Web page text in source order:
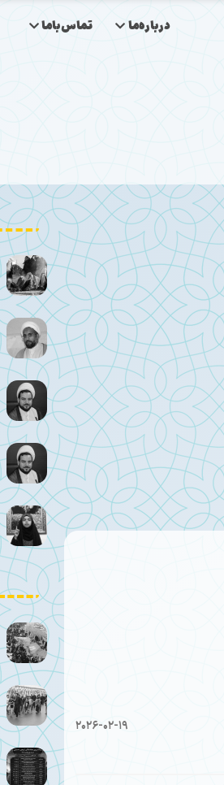
درباره‌ما تماس‌باما
2026-02-19